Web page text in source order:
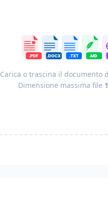
Carica o trascina il documento
Dimensione massima file